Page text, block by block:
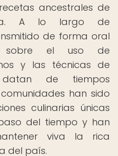
ancestrales de
A lo largo de
de forma oral
sobre el uso de
y las técnicas de
de tiempos
han sido
culinarias únicas
del tiempo y han
viva la rica
del país.